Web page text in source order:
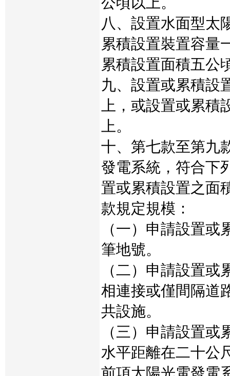
八、設置水面型太
累積設置裝置容量
累積設置面積五公
九、設置或累積設
上，或設置或累
上。
十、第七款至第九
發電系統，符合下
置或累積設置之面
款規定規模：
（一）申請設置
筆地號。
（二）申請設置
相連接或僅間隔道
共設施。
（三）申請設置
水平距離在二十公